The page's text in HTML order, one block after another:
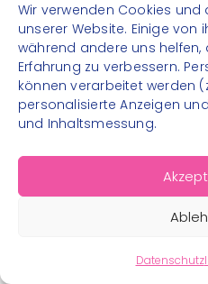
Wir verwenden Cookies
unserer Website. Einige von
während andere uns helfen,
Erfahrung zu verbessern.
können verarbeitet werden
personalisierte Anzeigen
und Inhaltsmessung.
Datenschutz
Instagram
Facebook
© 2026 – Bewegungsland